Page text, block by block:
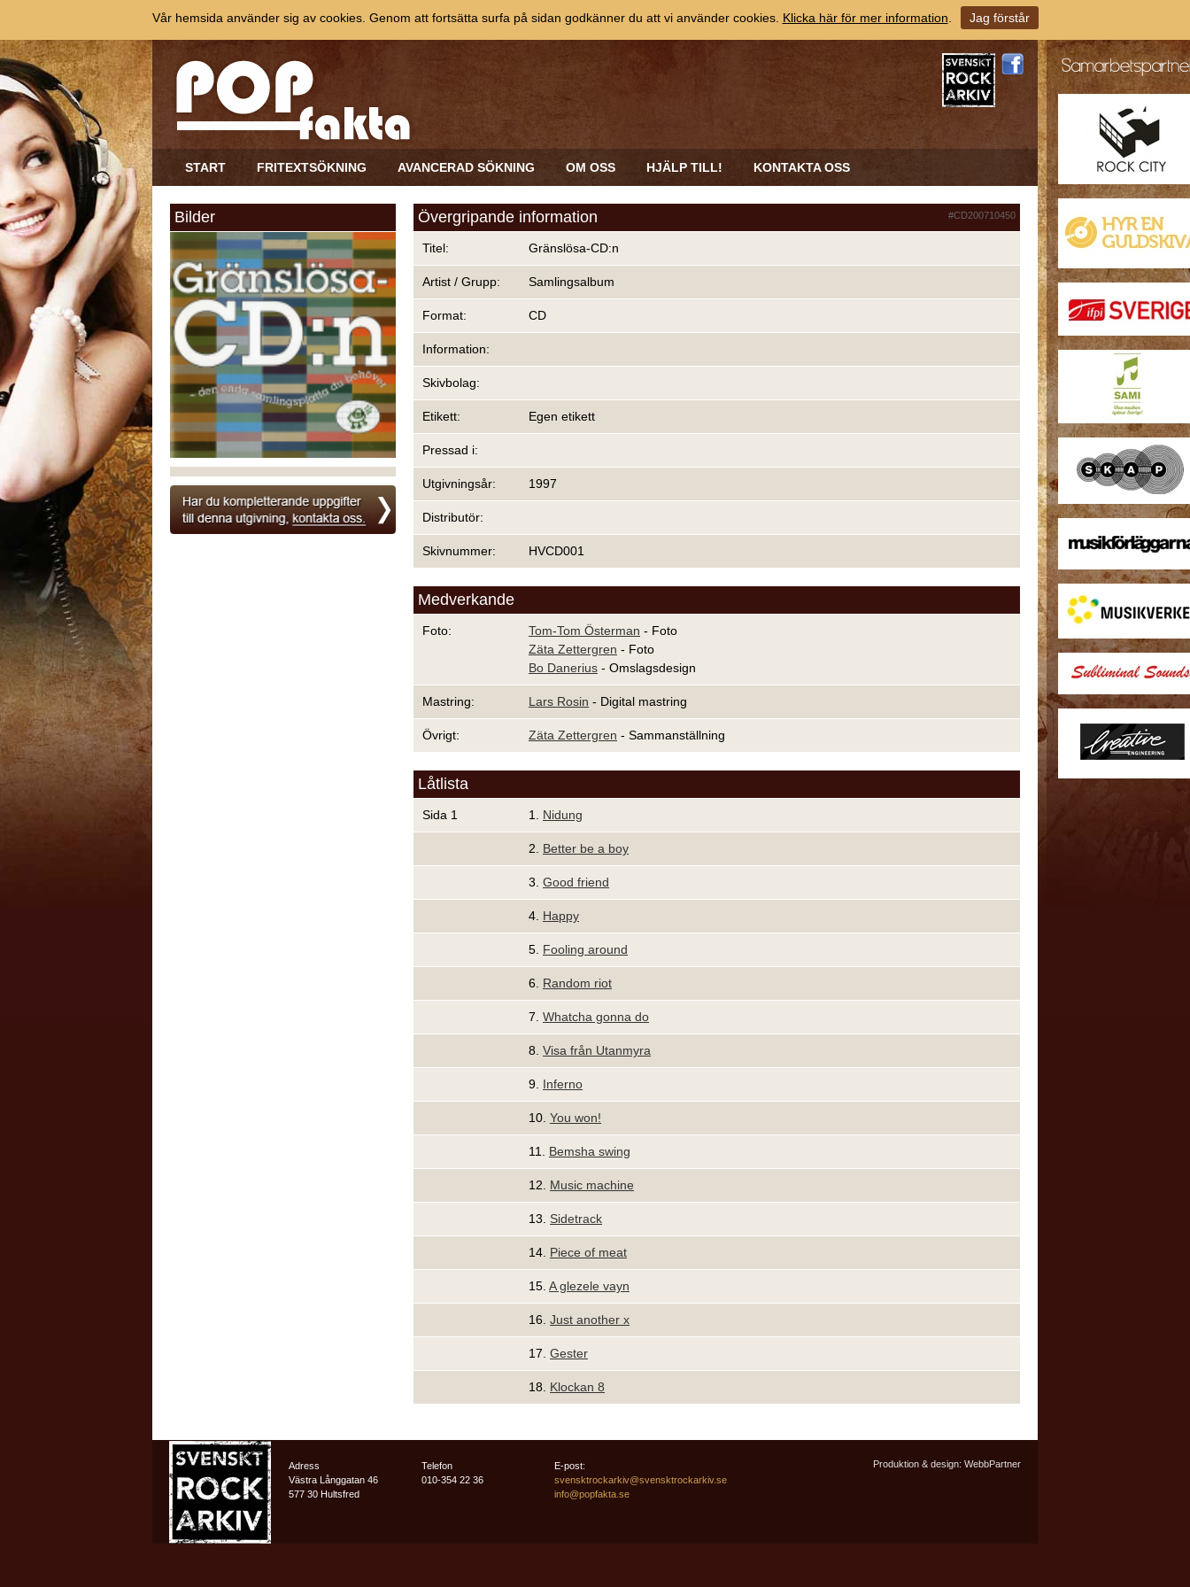
START FRITEXTSÖKNING AVANCERAD SÖKNING OM OSS HJÄLP TILL! KONTAKTA OSS
Bilder Övergripande information #CD200710450
Titel: Gränslösa-CD:n
Artist / Grupp: Samlingsalbum
Format: CD
Information:
Skivbolag:
Etikett: Egen etikett
Pressad i:
Utgivningsår: 1997
Distributör:
Skivnummer: HVCD001
Medverkande
Foto: Tom-Tom Österman - Foto
Zäta Zettergren - Foto
Bo Danerius - Omslagsdesign
Mastring: Lars Rosin - Digital mastring
Övrigt: Zäta Zettergren - Sammanställning
Låtlista
Sida 1 1. Nidung
2. Better be a boy
3. Good friend
4. Happy
5. Fooling around
6. Random riot
7. Whatcha gonna do
8. Visa från Utanmyra
9. Inferno
10. You won!
11. Bemsha swing
12. Music machine
13. Sidetrack
14. Piece of meat
15. A glezele vayn
16. Just another x
17. Gester
18. Klockan 8
Adress
Västra Långgatan 46
577 30 Hultsfred
Telefon
010-354 22 36
E-post:
svensktrockarkiv@svensktrockarkiv.se
info@popfakta.se
Produktion & design: WebbPartner
Vår hemsida använder sig av cookies. Genom att fortsätta surfa på sidan godkänner du att vi använder cookies. Klicka här för mer information Jag förstår